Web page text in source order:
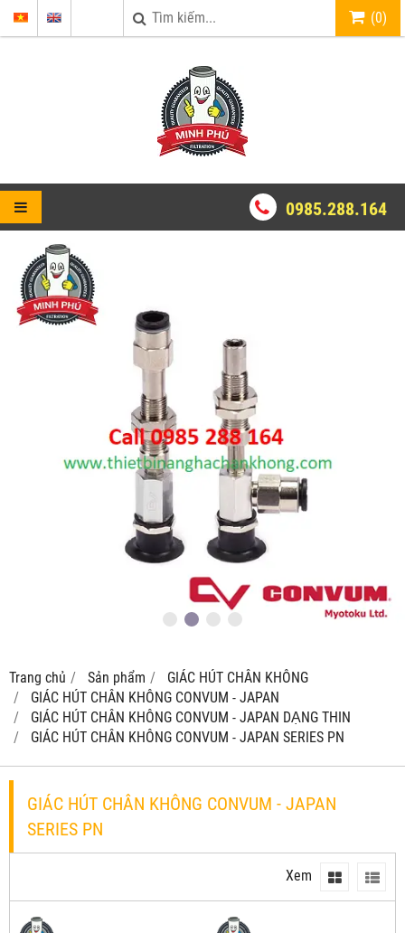
(0)
0985.288.164
Trang chủ Sản phẩm
GIÁC HÚT CHÂN KHÔNG
GIÁC HÚT CHÂN KHÔNG CONVUM - JAPAN
GIÁC HÚT CHÂN KHÔNG CONVUM - JAPAN DẠNG THIN
GIÁC HÚT CHÂN KHÔNG CONVUM - JAPAN SERIES PN
GIÁC HÚT CHÂN KHÔNG CONVUM - JAPAN
SERIES PN
Xem